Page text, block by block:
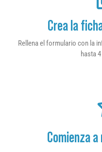
Crea la
Rellena el formulario con la
hasta
Comienza